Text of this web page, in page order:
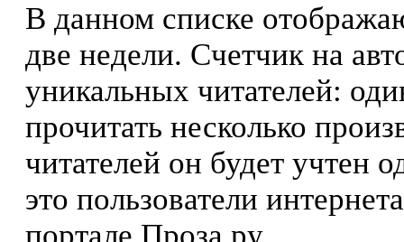
В данном списке
две недели. Счетчик на
уникальных читателей:
прочитать несколько
читателей он будет учтен
это пользователи